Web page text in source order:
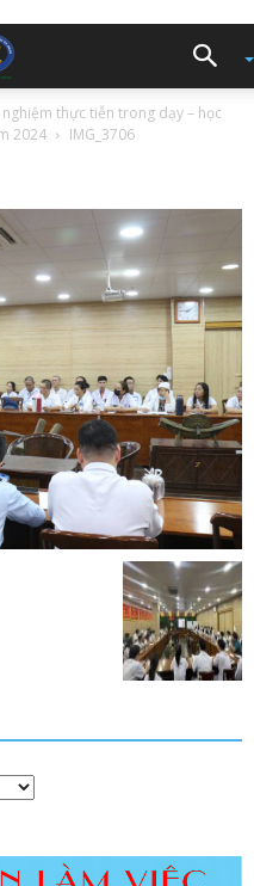
thực tiễn trong dạy – học
2024
IMG_3706